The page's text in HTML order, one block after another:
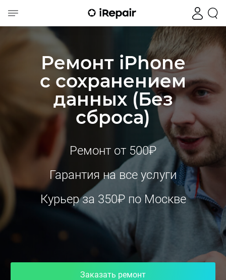
Ремонт iPhone
с сохранением
данных (Без
сброса)
Ремонт от 500₽
Гарантия на все услуги
Курьер за 350₽ по Москве
Заказать ремонт